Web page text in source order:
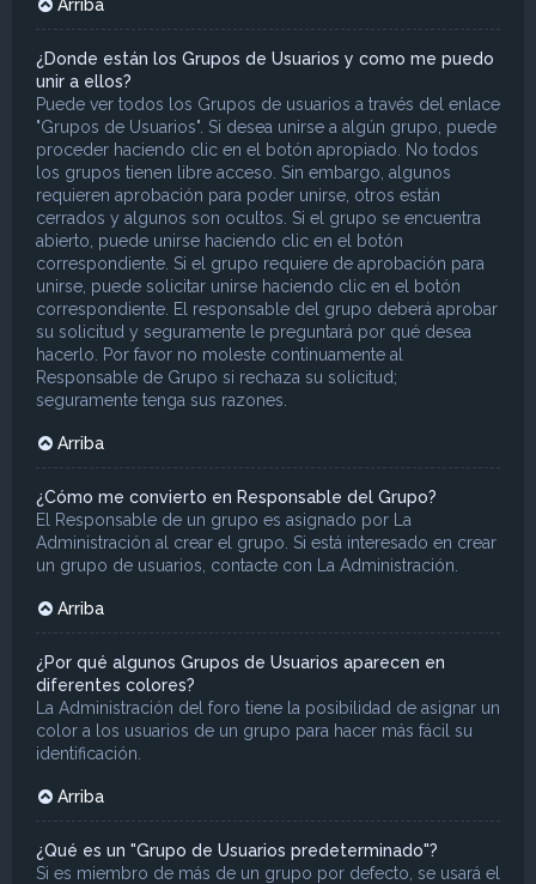
Arriba
¿Donde están los Grupos de Usuarios y como me puedo
unir a ellos?
Puede ver todos los Grupos de usuarios a través del enlace
"Grupos de Usuarios". Si desea unirse a algún grupo, puede
proceder haciendo clic en el botón apropiado. No todos
los grupos tienen libre acceso. Sin embargo, algunos
requieren aprobación para poder unirse, otros están
cerrados y algunos son ocultos. Si el grupo se encuentra
abierto, puede unirse haciendo clic en el botón
correspondiente. Si el grupo requiere de aprobación para
unirse, puede solicitar unirse haciendo clic en el botón
correspondiente. El responsable del grupo deberá aprobar
su solicitud y seguramente le preguntará por qué desea
hacerlo. Por favor no moleste continuamente al
Responsable de Grupo si rechaza su solicitud;
seguramente tenga sus razones.
Arriba
¿Cómo me convierto en Responsable del Grupo?
El Responsable de un grupo es asignado por La
Administración al crear el grupo. Si está interesado en crear
un grupo de usuarios, contacte con La Administración.
Arriba
¿Por qué algunos Grupos de Usuarios aparecen en
diferentes colores?
La Administración del foro tiene la posibilidad de asignar un
color a los usuarios de un grupo para hacer más fácil su
identificación.
Arriba
¿Qué es un "Grupo de Usuarios predeterminado"?
Si es miembro de más de un grupo por defecto, se usará el